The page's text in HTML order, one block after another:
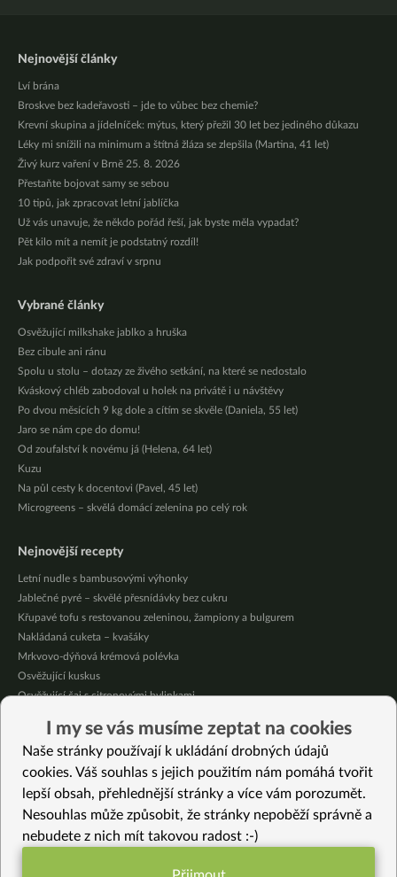
Nejnovější články
Lví brána
Broskve bez kadeřavosti – jde to vůbec bez chemie?
Krevní skupina a jídelníček: mýtus, který přežil 30 let bez jediného důkazu
Léky mi snížili na minimum a štítná žláza se zlepšila (Martina, 41 let)
Živý kurz vaření v Brně 25. 8. 2026
Přestaňte bojovat samy se sebou
10 tipů, jak zpracovat letní jablíčka
Už vás unavuje, že někdo pořád řeší, jak byste měla vypadat?
Pět kilo mít a nemít je podstatný rozdíl!
Jak podpořit své zdraví v srpnu
Vybrané články
Osvěžující milkshake jablko a hruška
Bez cibule ani ránu
Spolu u stolu – dotazy ze živého setkání, na které se nedostalo
Kváskový chléb zabodoval u holek na privátě i u návštěvy
Po dvou měsících 9 kg dole a cítím se skvěle (Daniela, 55 let)
Jaro se nám cpe do domu!
Od zoufalství k novému já (Helena, 64 let)
Kuzu
Na půl cesty k docentovi (Pavel, 45 let)
Microgreens – skvělá domácí zelenina po celý rok
Nejnovější recepty
Letní nudle s bambusovými výhonky
Jablečné pyré – skvělé přesnídávky bez cukru
Křupavé tofu s restovanou zeleninou, žampiony a bulgurem
Nakládaná cuketa – kvašáky
Mrkvovo-dýňová krémová polévka
Osvěžující kuskus
Osvěžující čaj s citronovými bylinkami
Čokoládové muffiny s mangovým krémem
Meruňky a jablka v citrónovém želé
Vybrané recepty
Fazolový hummus s pečenou mrkví
Ovesná buchta na 2 způsoby: flapjack nebo bublanina (pro děti)
I my se vás musíme zeptat na cookies
Naše stránky používají k ukládání drobných údajů
cookies. Váš souhlas s jejich použitím nám pomáhá tvořit
lepší obsah, přehlednější stránky a více vám porozumět.
Nesouhlas může způsobit, že stránky nepoběží správně a
nebudete z nich mít takovou radost :-)